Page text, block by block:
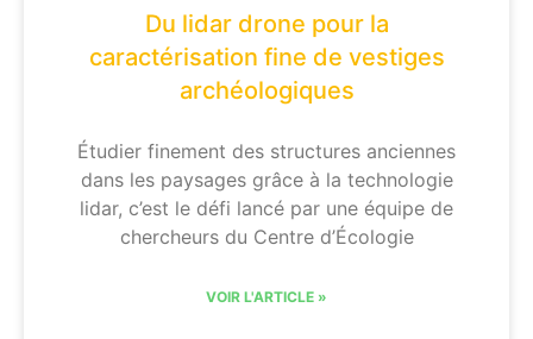
Du lidar drone pour la
caractérisation fine de vestiges
archéologiques
Étudier finement des structures anciennes
dans les paysages grâce à la technologie
lidar, c’est le défi lancé par une équipe de
chercheurs du Centre d’Écologie
VOIR L'ARTICLE »